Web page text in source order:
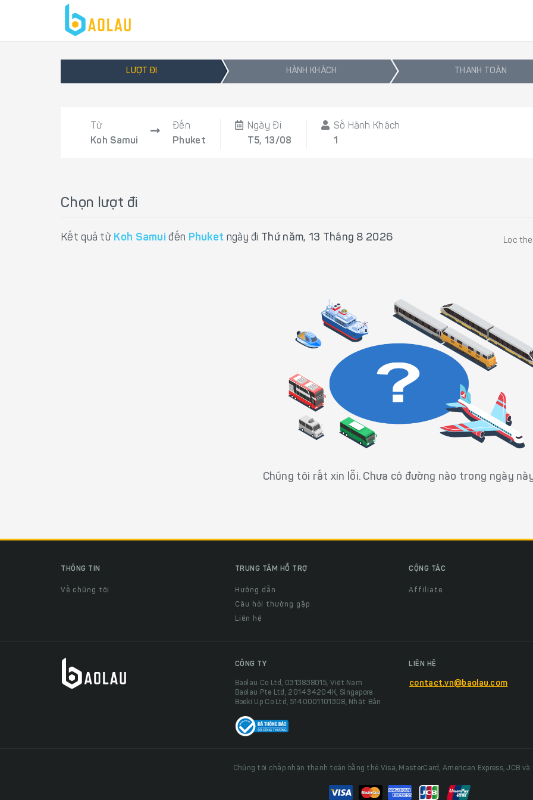
LƯỢT ĐI HÀNH KHÁCH THANH TOÁN
Từ
Koh Samui
Đến
Phuket
Ngày Đi
T5, 13/08
Số Hành Khách
1
Chọn lượt đi
Kết quả từ Koh Samui đến Phuket ngày đi Thứ năm, 13 Tháng 8 2026 Lọc
Chúng tôi rất xin lỗi. Chưa có đường nào trong ngày
THÔNG TIN
Về chúng tôi
TRUNG TÂM HỖ TRỢ
Hướng dẫn
Câu hỏi thường gặp
Liên hệ
CỘNG TÁC
Affiliate
CÔNG TY
Baolau Co Ltd, 0313838015, Việt Nam
Baolau Pte Ltd, 201434204K, Singapore
Boeki Up Co Ltd, 5140001101308, Nhật Bản
LIÊN HỆ
contact.vn@baolau.com
Chúng tôi chấp nhận thanh toán bằng thẻ Visa, MasterCard, American Express, JCB và